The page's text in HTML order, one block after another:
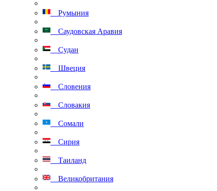
Румыния
Саудовская Аравия
Судан
Швеция
Словения
Словакия
Сомали
Сирия
Таиланд
Великобритания